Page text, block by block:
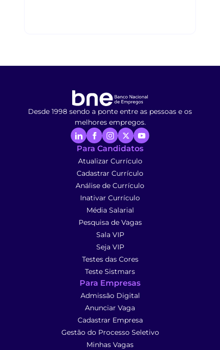
Desde 1998 sendo a ponte entre as pessoas e os
melhores empregos.
Para Candidatos
Atualizar Currículo
Cadastrar Currículo
Análise de Currículo
Inativar Currículo
Média Salarial
Pesquisa de Vagas
Sala VIP
Seja VIP
Testes das Cores
Teste Sistmars
Para Empresas
Admissão Digital
Anunciar Vaga
Cadastrar Empresa
Gestão do Processo Seletivo
Minhas Vagas